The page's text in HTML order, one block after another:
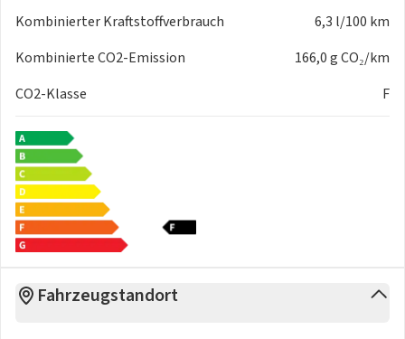
Kombinierter Kraftstoffverbrauch
6,3 l/100 km
Kombinierte CO2-Emission
166,0 g CO₂/km
CO2-Klasse
F
Fahrzeugstandort